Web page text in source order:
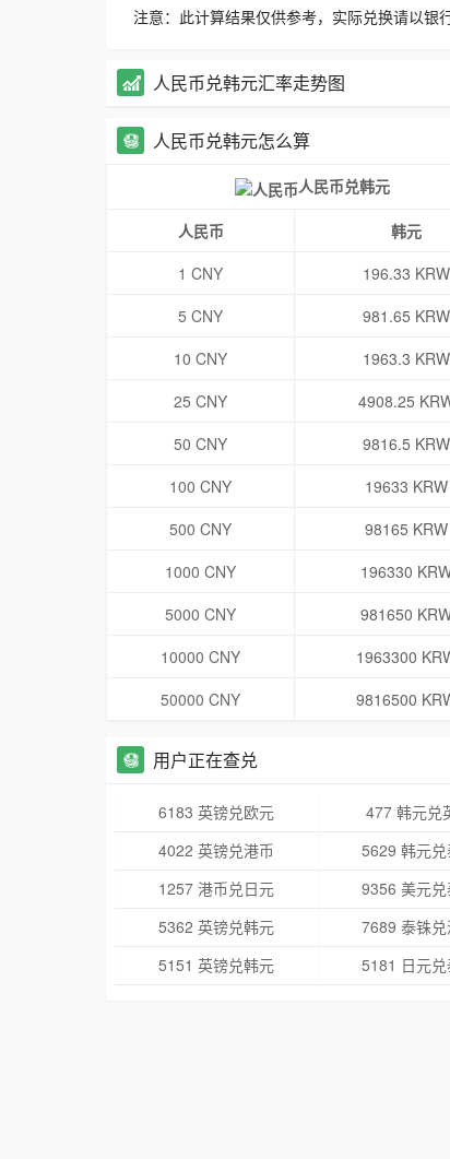
注意：此计算结果仅供参考，实际兑换请以银
人民币兑韩元汇率走势图
人民币兑韩元怎么算
人民币兑韩元
人民币 韩元
1 CNY
196.33 KRW
5 CNY
981.65 KRW
10 CNY
1963.3 KRW
25 CNY
4908.25
50 CNY
9816.5 KRW
100 CNY
19633 KRW
500 CNY
98165 KRW
1000 CNY
196330
5000 CNY
981650
10000 CNY
1963300
50000 CNY
9816500
用户正在查兑
6183 英镑兑欧元 477 韩元兑
4022 英镑兑港币
5629 韩元
1257 港币兑日元
9356 美元
5362 英镑兑韩元
7689 泰铢兑
5151 英镑兑韩元
5181 日元